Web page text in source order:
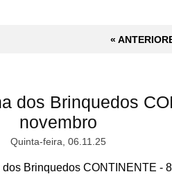
«
dos Brinquedos
novembro
Quinta-feira, 06.11.25
Brinquedos CONTINENTE - 8